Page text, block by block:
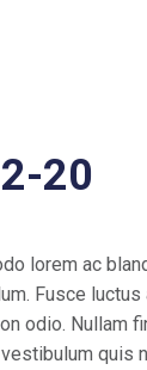
20
lorem ac
Fusce luctus
odio. Nullam
quis